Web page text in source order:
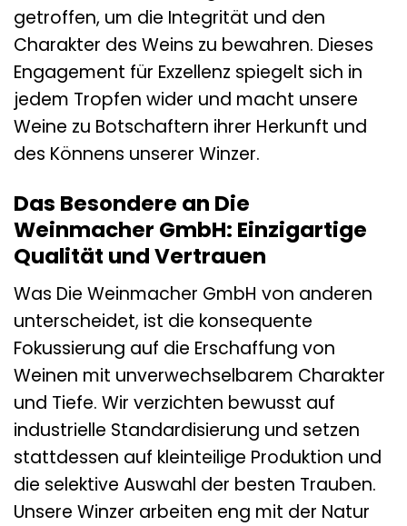
getroffen, um die Integrität und den
Charakter des Weins zu bewahren. Dieses
Engagement für Exzellenz spiegelt sich in
jedem Tropfen wider und macht unsere
Weine zu Botschaftern ihrer Herkunft und
des Könnens unserer Winzer.
Das Besondere an Die
Weinmacher GmbH: Einzigartige
Qualität und Vertrauen
Was Die Weinmacher GmbH von anderen
unterscheidet, ist die konsequente
Fokussierung auf die Erschaffung von
Weinen mit unverwechselbarem Charakter
und Tiefe. Wir verzichten bewusst auf
industrielle Standardisierung und setzen
stattdessen auf kleinteilige Produktion und
die selektive Auswahl der besten Trauben.
Unsere Winzer arbeiten eng mit der Natur